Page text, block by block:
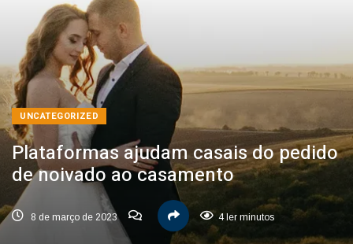
UNCATEGORIZED
Plataformas ajudam casais do pedido
de noivado ao casamento
8 de março de 2023 4 ler minutos